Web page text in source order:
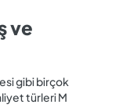
ve
gibi birçok
türleri M